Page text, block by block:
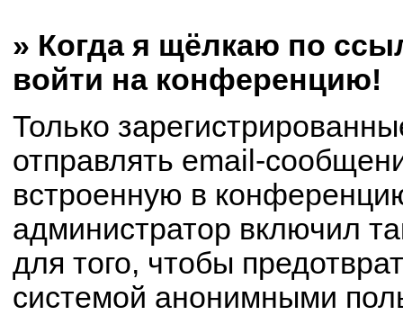
» Когда я щёлкаю по
войти на конференцию!
Только
отправлять email-
встроенную в
администратор включил
для того, чтобы
системой анонимными